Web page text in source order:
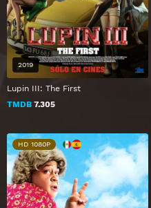
Lupin III: The First
TMDB 7.305
2019
HD 1080P